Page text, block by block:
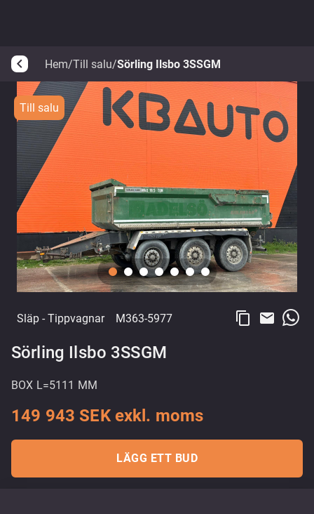
arrow_back_ios Hem/Till salu/Sörling Ilsbo 3SSGM
Till salu
Släp - Tippvagnar M363-5977 content_copy email
Sörling Ilsbo 3SSGM
BOX L=5111 MM
149 943 SEK exkl. moms
LÄGG ETT BUD